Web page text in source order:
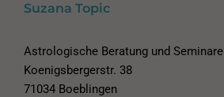
Suzana Topic
Astrologische Beratung und Seminare
Koenigsbergerstr. 38
71034 Boeblingen